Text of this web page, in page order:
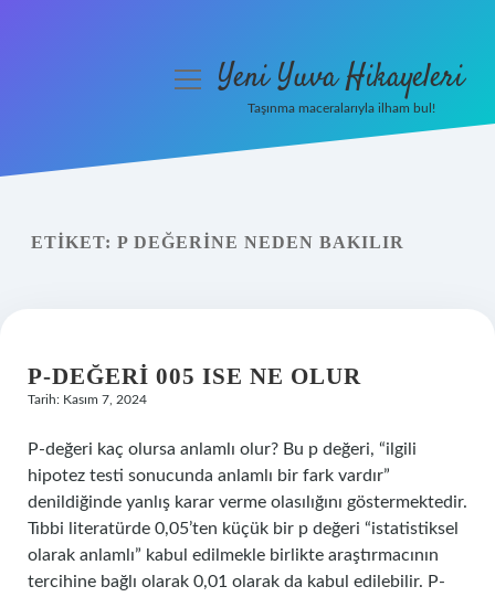
Yasal Uyarı
menüyüYeni Yuva Hikayeleri
Taşınma maceralarıyla ilham bul!
ETIKET: P DEĞERINE NEDEN BAKILIR
P-DEĞERI 005 ISE NE OLUR
Tarih: Kasım 7, 2024
P-değeri kaç olursa anlamlı olur? Bu p değeri, “ilgili
hipotez testi sonucunda anlamlı bir fark vardır”
denildiğinde yanlış karar verme olasılığını göstermektedir.
Tıbbi literatürde 0,05’ten küçük bir p değeri “istatistiksel
olarak anlamlı” kabul edilmekle birlikte araştırmacının
tercihine bağlı olarak 0,01 olarak da kabul edilebilir. P-